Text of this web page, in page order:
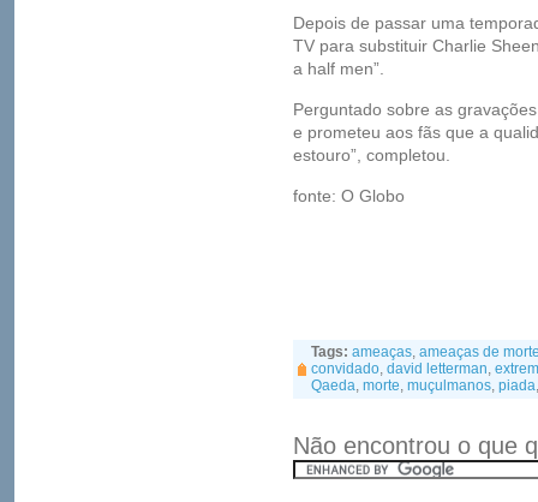
Depois de passar uma
TV para substituir Charlie
a half men”.
Perguntado sobre as
e prometeu aos fãs que a
estouro”, completou.
fonte: O Globo
Tags: ameaças, ameaças de
convidado, david letterman,
Qaeda, morte, muçulmanos, piada
Não encontrou o que